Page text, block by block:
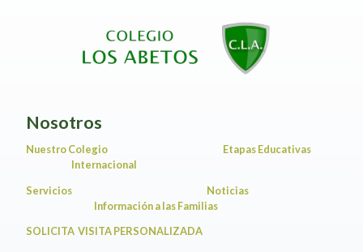
Nosotros
Nuestro Colegio
Etapas Educativas
Internacional
Servicios
Noticias
Información a las Familias
SOLICITA VISITA PERSONALIZADA